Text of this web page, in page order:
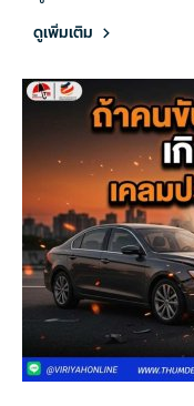
ดูเพิ่มเติม